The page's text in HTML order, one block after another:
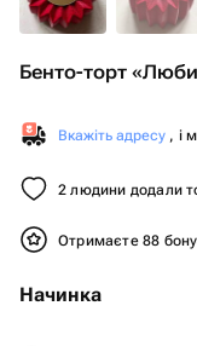
Бенто-торт
Вкажіть адресу , і
2 людини додали
Отримаєте 88
Начинка